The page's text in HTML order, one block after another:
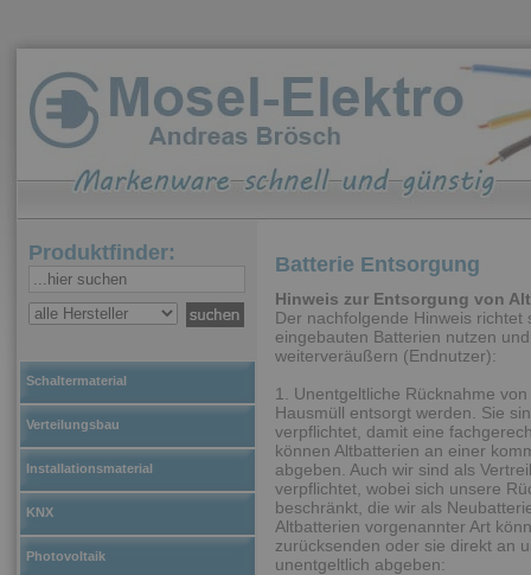
Produktfinder:
Schaltermaterial
Verteilungsbau
Installationsmaterial
KNX
Photovoltaik
Batterie Entsorgung
Hinweis zur Entsorgung von
Der nachfolgende Hinweis
eingebauten Batterien nutzen
weiterveräußern (Endnutzer):
1. Unentgeltliche Rücknahme
Hausmüll entsorgt werden. Sie
verpflichtet, damit eine
können Altbatterien an einer
abgeben. Auch wir sind als
verpflichtet, wobei sich unsere
beschränkt, die wir als
Altbatterien vorgenannter Art
zurücksenden oder sie direkt an
unentgeltlich abgeben: